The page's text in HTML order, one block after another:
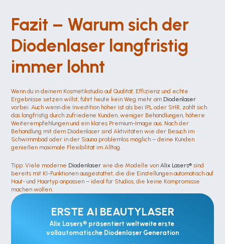
Fazit – Warum sich der
Diodenlaser langfristig
immer lohnt
Wenn du in deinem Kosmetikstudio auf Qualität, Effizienz und echte
Ergebnisse setzen willst, führt heute kein Weg mehr am Diodenlaser
vorbei. Auch wenn die Investition höher ist als bei IPL oder SHR, zahlt sich
das langfristig durch zufriedene Kunden, weniger Behandlungen, höhere
Weiterempfehlungen und ein klares Premium-Image aus. Nach der
Behandlung mit dem Diodenlaser sind Aktivitäten wie der Besuch im
Schwimmbad oder in der Sauna problemlos möglich – deine Kunden
genießen maximale Flexibilität im Alltag.
Tipp: Viele moderne Diodenlaser wie die Modelle von Alix Lasers® sind
bereits mit KI-Funktionen ausgestattet, die die Einstellungen automatisch auf
Haut- und Haartyp anpassen – ideal für Studios, die keine Kompromisse
machen wollen.
ERSTE AI BEAUTYLASER
Alix Lasers® präsentiert weltweite erste
vollautomatische Diodenlaser Generation